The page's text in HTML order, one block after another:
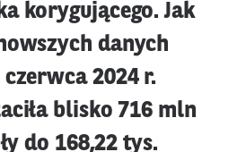
korygującego. Jak
danych
czerwca 2024 r.
blisko 716 mln
do 168,22 tys.